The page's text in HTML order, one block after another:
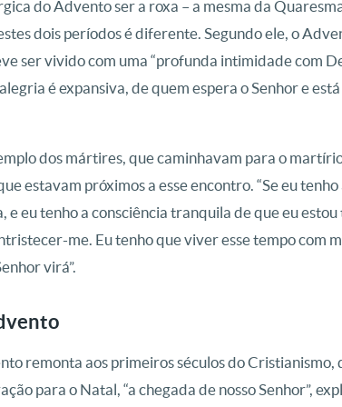
do Advento ser a roxa – a mesma da
dois períodos é diferente. Segundo ele, o
ser vivido com uma “profunda intimidade com
é expansiva, de quem espera o Senhor e
dos mártires, que caminhavam para o
estavam próximos a esse encontro. “Se eu
e eu tenho a consciência tranquila de que eu
me. Eu tenho que viver esse tempo com
virá”.
remonta aos primeiros séculos do Cristianismo,
para o Natal, “a chegada de nosso Senhor”,